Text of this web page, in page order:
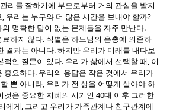
리를 잘하기에 부모로부터 거의 관심을 받지
, 우리는 누구와 더 많은 시간을 보내야 할까?
명확한 답이 없는 문제들을 자주 만난다.
료하지 않다. 식별은 하느님의 은총에 의존하
결과는 아니다.하지만 우리가 미래를 내다보
적인 질문이 있다. 우리가 삶에서 선택할 때 , 이
중요하다. 우리의 응답은 작은 것에서 우리가
뿐 아니라, 우리가 전 삶을 어떻게 살아야 하
것은 중요한 지혜의 시기인40대 이후 그러한
에게, 그리고 우리가 가족관계나 친구관계에